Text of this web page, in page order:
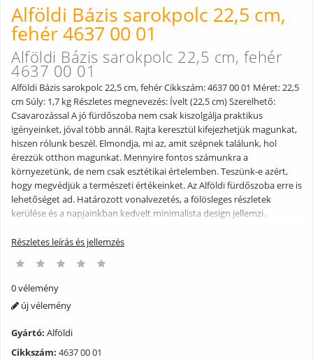
Alföldi Bázis sarokpolc 22,5 cm,
fehér 4637 00 01
Alföldi Bázis sarokpolc 22,5 cm, fehér
4637 00 01
Alföldi Bázis sarokpolc 22,5 cm, fehér Cikkszám: 4637 00 01 Méret: 22,5
cm Súly: 1,7 kg Részletes megnevezés: Ívelt (22,5 cm) Szerelhető:
Csavarozással A jó fürdőszoba nem csak kiszolgálja praktikus
igényeinket, jóval több annál. Rajta keresztül kifejezhetjük magunkat,
hiszen rólunk beszél. Elmondja, mi az, amit szépnek találunk, hol
érezzük otthon magunkat. Mennyire fontos számunkra a
környezetünk, de nem csak esztétikai értelemben. Teszünk-e azért,
hogy megvédjük a természeti értékeinket. Az Alföldi fürdőszoba erre is
lehetőséget ad. Határozott vonalvezetés, a fölösleges részletek
kerülése és a napjainkban kedvelt minimalista design jellemzi.
divatból, és bármilyen stílusú lakásba, fürdőszobába jól illeszkedik.
többet jelent. Egyszerűen tökéletes.
Részletes leírás és jellemzés
0 vélemény
új vélemény
Gyártó: Alföldi
Cikkszám: 4637 00 01